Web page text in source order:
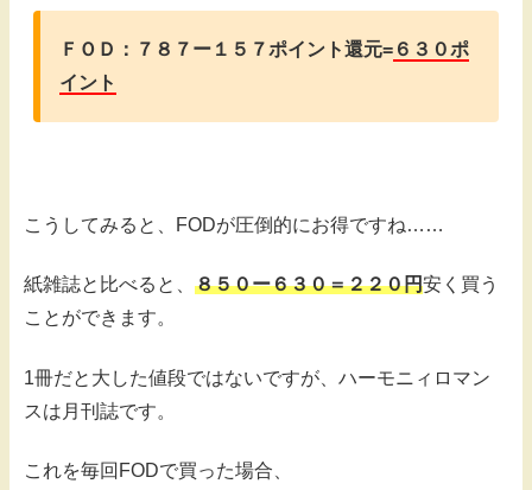
ＦＯＤ：７８７ー１５７ポイント還元= ６３０ポ
イント
こうしてみると、FODが圧倒的にお得ですね……
紙雑誌と比べると、 ８５０ー６３０＝２２０円安く買う
ことができます。
1冊だと大した値段ではないですが、ハーモニィロマン
スは月刊誌です。
これを毎回FODで買った場合、